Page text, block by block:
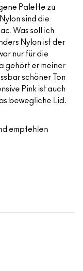
Palette zu
sind die
Was soll ich
Nylon ist der
nur für die
gehört er meiner
schöner Ton
Pink ist auch
bewegliche Lid.
empfehlen